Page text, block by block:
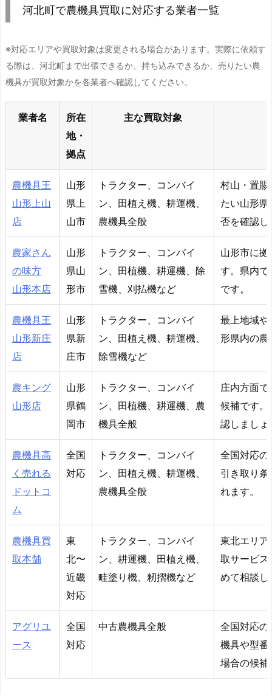
河北町で農機具買取に対応する業者一覧
※対応エリアや買取対象は変更される場合があります。実際に依頼す
る際は、河北町まで出張できるか、持ち込みできるか、売りたい農
機具が買取対象かを各業者へ確認してください。
業者名
所在
地・
拠点
主な買取対象
農機具王
山形上山
店
山形
県上
山市
トラクター、コンバイ
ン、田植え機、耕運機、
農機具全般
村山・置賜
たい山形
否を確認し
農家さん
の味方
山形本店
山形
県山
形市
トラクター、コンバイ
ン、田植機、耕運機、除
雪機、刈払機など
山形市に
す。県内で
です。
農機具王
山形新庄
店
山形
県新
庄市
トラクター、コンバイ
ン、田植え機、耕運機、
除雪機など
最上地域や
形県内の農
農キング
山形店
山形
県鶴
岡市
トラクター、コンバイ
ン、田植機、耕運機、農
機具全般
庄内方面
候補です。
認しましょ
農機具高
く売れる
ドットコ
ム
全国
対応
トラクター、コンバイ
ン、田植え機、耕運機、
農機具全般
全国対応の
引き取り
れます。
農機具買
取本舗
東
北〜
近畿
対応
トラクター、コンバイ
ン、耕運機、田植え機、
畦塗り機、籾摺機など
東北エリア
取サービス
めて相談し
アグリユ
ース
全国
対応
中古農機具全般
全国対応の
機具や型番
場合の候補